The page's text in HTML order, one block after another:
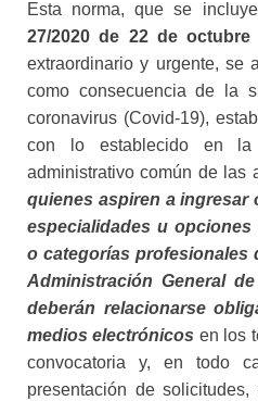
Esta norma, que se
27/2020 de 22 de octubre
extraordinario y urgente, se
como consecuencia de la
coronavirus (Covid-19),
con lo establecido en la
administrativo común de las
quienes aspiren a ingresar
especialidades u
o categorías profesionales
Administración General
deberán relacionarse
medios electrónicos en los
convocatoria y, en todo
presentación de